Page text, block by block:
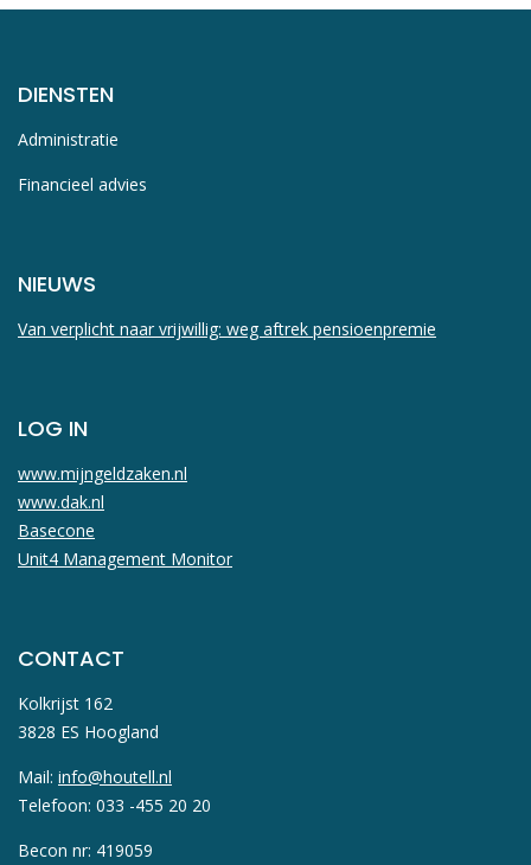
DIENSTEN
Administratie
Financieel advies
NIEUWS
Van verplicht naar vrijwillig: weg aftrek pensioenpremie
LOG IN
www.mijngeldzaken.nl
www.dak.nl
Basecone
Unit4 Management Monitor
CONTACT
Kolkrijst 162
3828 ES Hoogland
Mail: info@houtell.nl
Telefoon: 033 -455 20 20
Becon nr: 419059